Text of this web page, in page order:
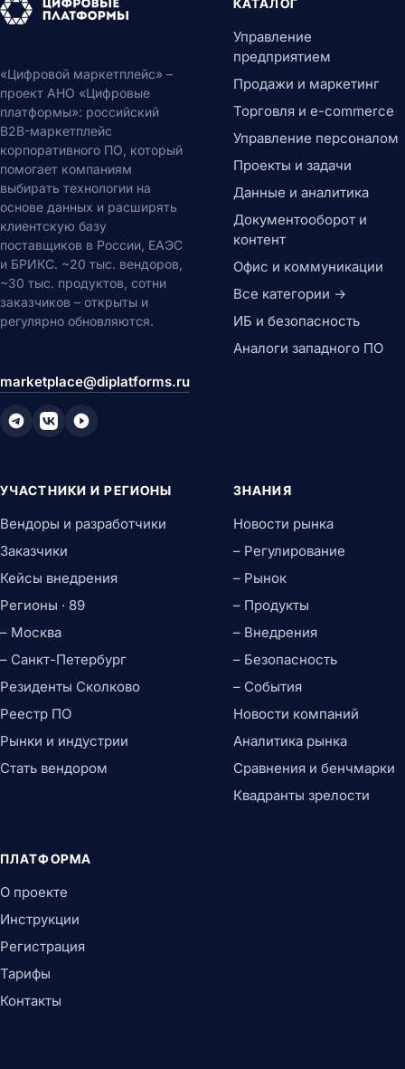
«Цифровой маркетплейс» –
проект АНО «Цифровые
платформы»: российский
B2B-маркетплейс
корпоративного ПО, который
помогает компаниям
выбирать технологии на
основе данных и расширять
клиентскую базу
поставщиков в России, ЕАЭС
и БРИКС. ~20 тыс. вендоров,
~30 тыс. продуктов, сотни
заказчиков – открыты и
регулярно обновляются.
marketplace@diplatforms.ru
КАТАЛОГ
Управление
предприятием
Продажи и маркетинг
Торговля и e-commerce
Управление персоналом
Проекты и задачи
Данные и аналитика
Документооборот и
контент
Офис и коммуникации
Все категории →
ИБ и безопасность
Аналоги западного ПО
УЧАСТНИКИ И РЕГИОНЫ
Вендоры и разработчики
Заказчики
Кейсы внедрения
Регионы · 89
– Москва
– Санкт-Петербург
Резиденты Сколково
Реестр ПО
Рынки и индустрии
Стать вендором
ЗНАНИЯ
Новости рынка
– Регулирование
– Рынок
– Продукты
– Внедрения
– Безопасность
– События
Новости компаний
Аналитика рынка
Сравнения и бенчмарки
Квадранты зрелости
ПЛАТФОРМА
О проекте
Инструкции
Регистрация
Тарифы
Контакты